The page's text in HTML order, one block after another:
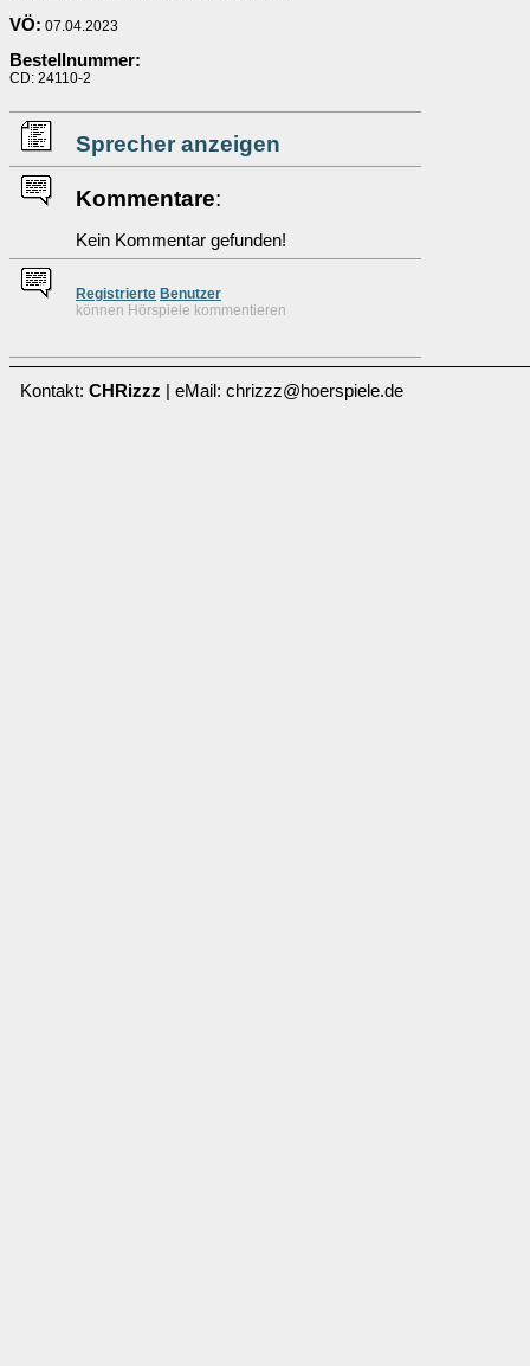
VÖ: 07.04.2023
Bestellnummer:
CD: 24110-2
Sprecher anzeigen
Kommentare:
Kein Kommentar gefunden!
Registrierte Benutzer
können Hörspiele kommentieren
Kontakt: CHRizzz | eMail: chrizzz@hoerspiele.de